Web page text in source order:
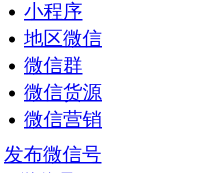
小程序
地区微信
微信群
微信货源
微信营销
发布微信号